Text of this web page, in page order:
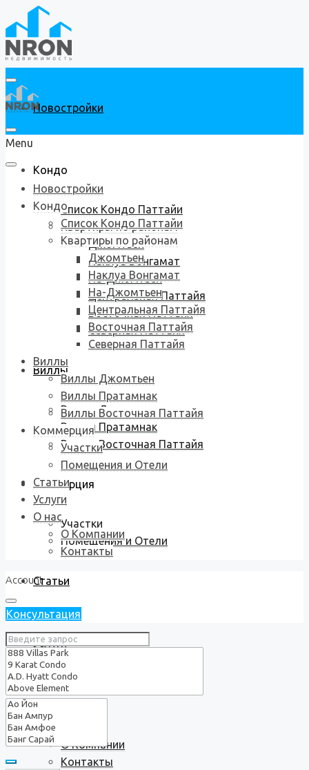
Новостройки
Кондо
Список Кондо Паттайи
Квартиры по районам
Джомтьен
Наклуа Вонгамат
На-Джомтьен
Центральная Паттайя
Восточная Паттайя
Северная Паттайя
Виллы
Виллы Джомтьен
Виллы Пратамнак
Виллы Восточная Паттайя
Коммерция
Участки
Помещения и Отели
Статьи
Услуги
О нас
О Компании
Контакты
Menu
Новостройки
Кондо
Список Кондо Паттайи
Квартиры по районам
Джомтьен
Наклуа Вонгамат
На-Джомтьен
Центральная Паттайя
Восточная Паттайя
Северная Паттайя
Виллы
Виллы Джомтьен
Виллы Пратамнак
Виллы Восточная Паттайя
Коммерция
Участки
Помещения и Отели
Статьи
Услуги
О нас
О Компании
Контакты
Account
Консультация